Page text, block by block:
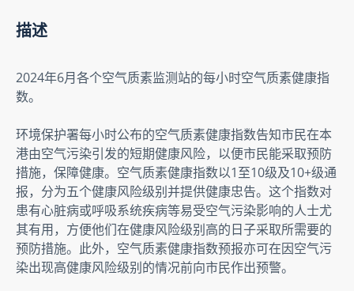
描述
2024年6月各个空气质素监测站的每小时空气质素健康指
数。
环境保护署每小时公布的空气质素健康指数告知市民在本
港由空气污染引发的短期健康风险，以便市民能采取预防
措施，保障健康。空气质素健康指数以1至10级及10+级通
报，分为五个健康风险级别并提供健康忠告。这个指数对
患有心脏病或呼吸系统疾病等易受空气污染影响的人士尤
其有用，方便他们在健康风险级别高的日子采取所需要的
预防措施。此外，空气质素健康指数预报亦可在因空气污
染出现高健康风险级别的情况前向市民作出预警。